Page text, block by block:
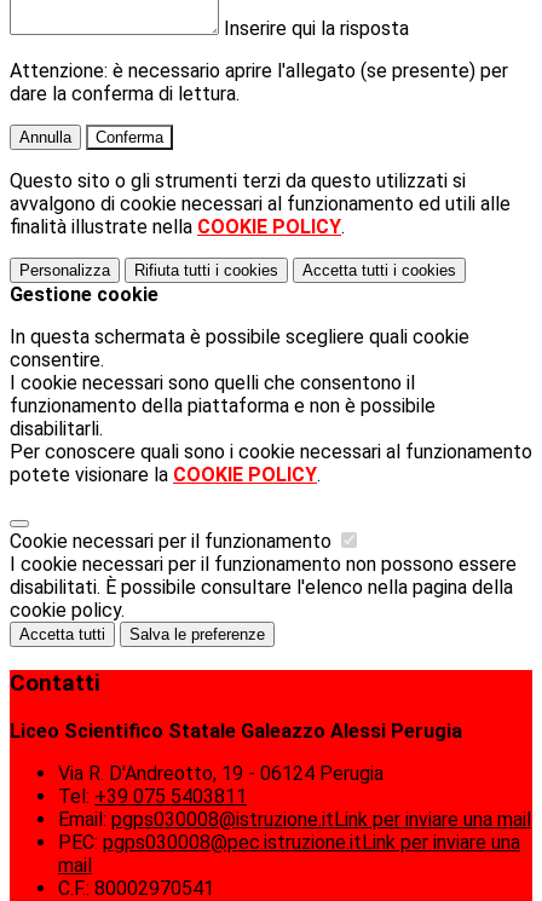
Inserire qui la risposta
Attenzione: è necessario aprire l'allegato (se presente) per
dare la conferma di lettura.
Annulla Conferma
Questo sito o gli strumenti terzi da questo utilizzati si
avvalgono di cookie necessari al funzionamento ed utili alle
finalità illustrate nella COOKIE POLICY.
Personalizza Rifiuta tutti i cookies Accetta tutti i cookies
Gestione cookie
In questa schermata è possibile scegliere quali cookie
consentire.
I cookie necessari sono quelli che consentono il
funzionamento della piattaforma e non è possibile
disabilitarli.
Per conoscere quali sono i cookie necessari al funzionamento
potete visionare la COOKIE POLICY.
Cookie necessari per il funzionamento
I cookie necessari per il funzionamento non possono essere
disabilitati. È possibile consultare l'elenco nella pagina della
cookie policy.
Accetta tutti Salva le preferenze
Contatti
Liceo Scientifico Statale Galeazzo Alessi Perugia
Via R. D'Andreotto, 19 - 06124 Perugia
Tel: +39 075 5403811
Email: pgps030008@istruzione.itLink per inviare una mail
PEC: pgps030008@pec.istruzione.itLink per inviare una
mail
C.F.: 80002970541